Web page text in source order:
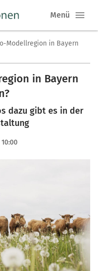
Menü
Modellregion in Bayern
in Bayern
dazu gibt es in der